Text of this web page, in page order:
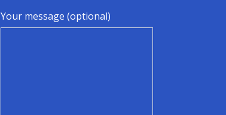
Your message (optional)